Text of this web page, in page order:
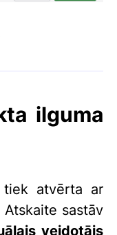
ilguma
atvērta ar
sastāv
veidotājs